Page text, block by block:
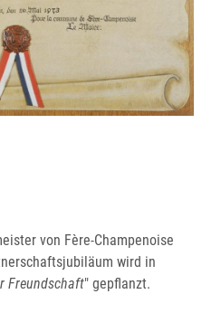
von Fère-Champenoise
wird in
Freundschaft" gepflanzt.